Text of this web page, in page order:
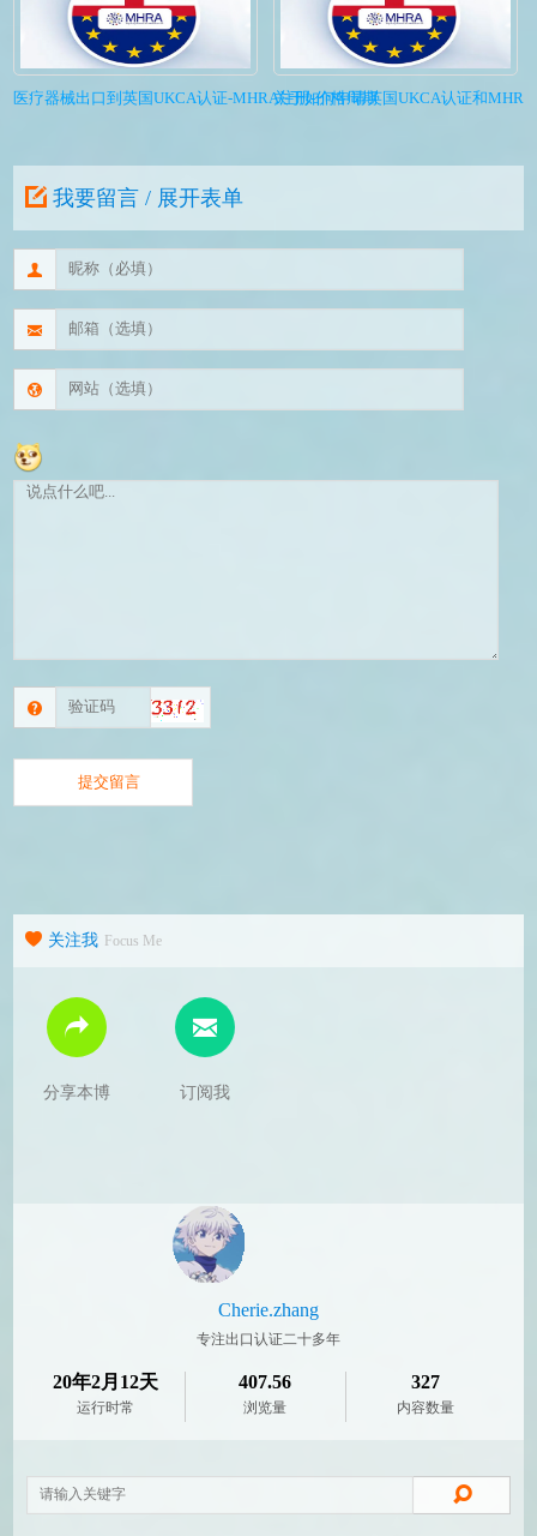
医疗器械出口到英国UKCA认证-MHRA注册-价格周期关于如何申请英国UKCA认证和
我要留言 / 展开表单
关注我 Focus Me
分享本博 订阅我
Cherie.zhang
专注出口认证二十多年
20年2月12天
运行时常
407.56
浏览量
327
内容数量